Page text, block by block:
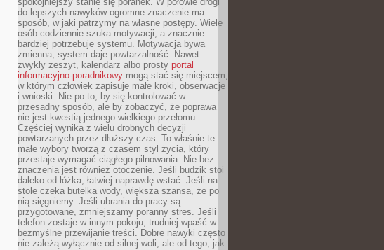
do lepszych nawyków ogromne znaczenie ma
sposób, w jaki patrzymy na własne postępy. Wiele
osób codziennie szuka motywacji, a znacznie
bardziej potrzebuje systemu. Motywacja bywa
zmienna, system daje powtarzalność. Nawet
zwykły zeszyt, kalendarz albo prosty portal
informacyjno-poradnikowy mogą stać się miejscem,
w którym człowiek zapisuje małe kroki, obserwacje
i wnioski. Nie po to, by się kontrolować w
przesadny sposób, ale by zobaczyć, że poprawa
nie jest kwestią jednego wielkiego przełomu.
Częściej wynika z wielu drobnych decyzji
powtarzanych przez dłuższy czas. To właśnie te
małe wybory tworzą z czasem styl życia, który
przestaje wymagać ciągłego pilnowania. Nie bez
znaczenia jest również otoczenie. Jeśli budzik stoi
daleko od łóżka, łatwiej naprawdę wstać. Jeśli na
stole czeka butelka wody, większa szansa, że po
nią sięgniemy. Jeśli ubrania do pracy są
przygotowane, zmniejszamy poranny stres. Jeśli
telefon zostaje w innym pokoju, trudniej wpaść w
bezmyślne przewijanie treści. Dobre nawyki często
nie zależą wyłącznie od silnej woli, ale od tego, jak